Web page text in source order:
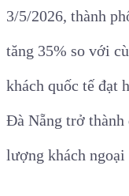
3/5/2026, thành
tăng 35% so với
khách quốc tế đạt
Đà Nẵng trở thành
lượng khách